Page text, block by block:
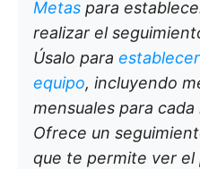
Metas para
realizar el
Úsalo para
equipo, incluyendo
mensuales para
Ofrece un
que te permite ver el